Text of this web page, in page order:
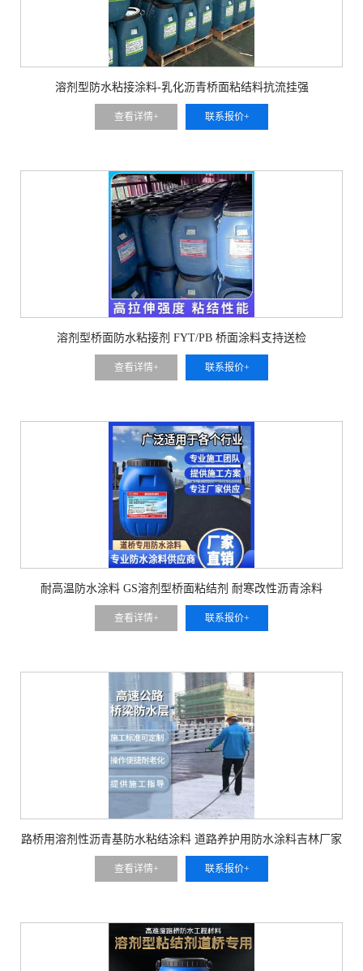
溶剂型防水粘接涂料-乳化沥青桥面粘结料抗流挂强
查看详情+ 联系报价+
溶剂型桥面防水粘接剂 FYT/PB 桥面涂料支持送检
查看详情+ 联系报价+
耐高温防水涂料 GS溶剂型桥面粘结剂 耐寒改性沥青涂料
查看详情+ 联系报价+
路桥用溶剂性沥青基防水粘结涂料 道路养护用防水涂料吉林厂家
查看详情+ 联系报价+